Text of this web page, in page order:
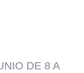
DE 8 A